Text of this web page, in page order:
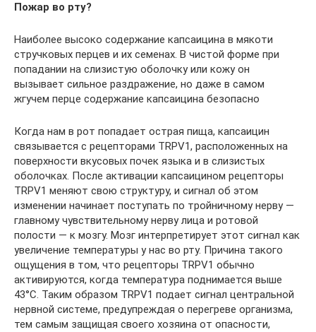
Пожар во рту?
Наиболее высоко содержание капсаицина в мякоти
стручковых перцев и их семенах. В чистой форме при
попадании на слизистую оболочку или кожу он
вызывает сильное раздражение, но даже в самом
жгучем перце содержание капсаицина безопасно
Когда нам в рот попадает острая пища, капсаицин
связывается с рецепторами TRPV1, расположенных на
поверхности вкусовых почек языка и в слизистых
оболочках. После активации капсаицином рецепторы
TRPV1 меняют свою структуру, и сигнал об этом
изменении начинает поступать по тройничному нерву —
главному чувствительному нерву лица и ротовой
полости — к мозгу. Мозг интерпретирует этот сигнал как
увеличение температуры у нас во рту. Причина такого
ощущения в том, что рецепторы TRPV1 обычно
активируются, когда температура поднимается выше
43°С. Таким образом TRPV1 подает сигнал центральной
нервной системе, предупреждая о перегреве организма,
тем самым защищая своего хозяина от опасности,